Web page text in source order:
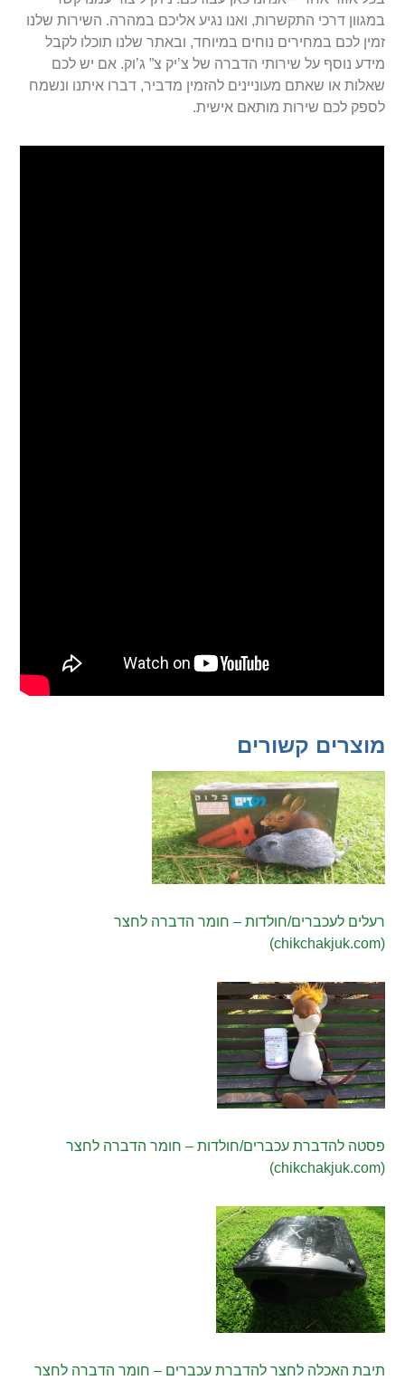
במגוון דרכי התקשרות, ואנו נגיע אליכם במהרה. השירות שלנו
זמין לכם במחירים נוחים במיוחד, ובאתר שלנו תוכלו לקבל
מידע נוסף על שירותי הדברה של צ’יק צ” ג’וק. אם יש לכם
שאלות או שאתם מעוניינים להזמין מדביר, דברו איתנו ונשמח
לספק לכם שירות מותאם אישית.
מוצרים קשורים
רעלים לעכברים/חולדות – חומר הדברה לחצר
(chikchakjuk.com)
פסטה להדברת עכברים/חולדות – חומר הדברה לחצר
(chikchakjuk.com)
תיבת האכלה לחצר להדברת עכברים – חומר הדברה לחצר